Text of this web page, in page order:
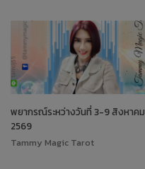
พยากรณ์ระหว่างวันที่ 3-9 สิงหาคม
2569
Tammy Magic Tarot